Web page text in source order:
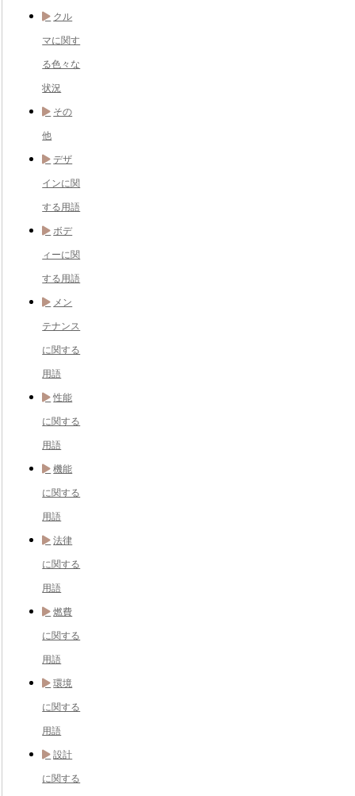
クル
マに関す
る色々な
状況
その
他
デザ
インに関
する用語
ボデ
ィーに関
する用語
メン
テナンス
に関する
用語
性能
に関する
用語
機能
に関する
用語
法律
に関する
用語
燃費
に関する
用語
環境
に関する
用語
設計
に関する